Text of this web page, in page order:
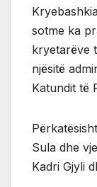
sotme ka
kryetarëve
njësitë
Katundit të
Sula dhe
Kadri Gjyli